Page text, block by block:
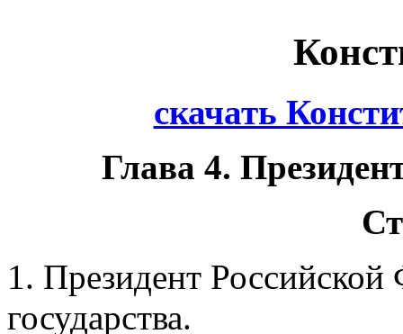
скачать
Глава 4.
1. Президент Российской
государства.